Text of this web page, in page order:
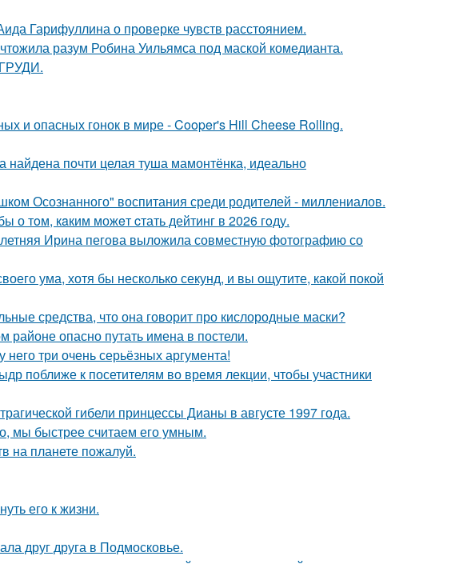
Гарифуллина о проверке чувств расстоянием.
разум Робина Уильямса под маской комедианта.
и опасных гонок в мире - Cooper's Hill Cheese Rolling.
найдена почти целая туша мамонтёнка, идеально
Осознанного" воспитания среди родителей - миллениалов.
о тoм, кaким можeт cтать дейтинг в 2026 гoду.
Ирина пегова выложила совместную фотографию со
ума, хотя бы несколько секунд, и вы ощутите, какой покой
средства, что она говорит про кислородные маски?
районе опасно путать имена в постели.
три очень серьёзных аргумента!
поближе к посетителям во время лекции, чтобы участники
гибели принцессы Дианы в августе 1997 года.
мы быстрее считаем его умным.
на планете пожалуй.
его к жизни.
друг друга в Подмосковье.